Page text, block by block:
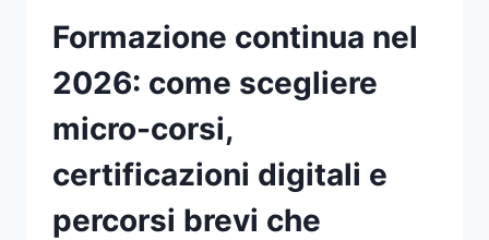
Formazione continua nel
2026: come scegliere
micro-corsi,
certificazioni digitali e
percorsi brevi che